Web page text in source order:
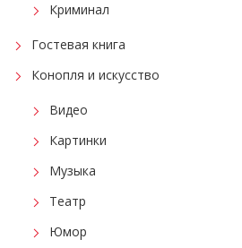
Криминал
Гостевая книга
Конопля и искусство
Видео
Картинки
Музыка
Театр
Юмор